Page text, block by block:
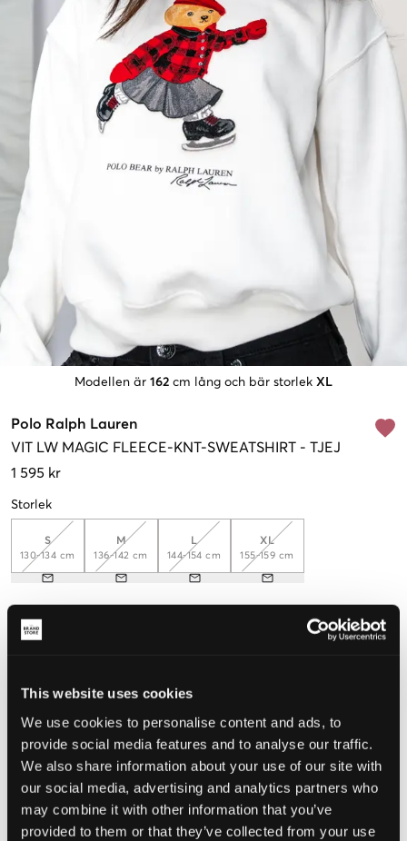
This website uses cookies
We use cookies to personalise content and ads, to
provide social media features and to analyse our traffic.
We also share information about your use of our site with
our social media, advertising and analytics partners who
may combine it with other information that you’ve
provided to them or that they’ve collected from your use
Modellen är 162 cm lång och bär storlek XL
Polo Ralph Lauren
VIT LW MAGIC FLEECE-KNT-SWEATSHIRT - TJEJ
1 595 kr
Storlek
S
130-134 cm
M
136-142 cm
L
144-154 cm
XL
155-159 cm
Upplevd storlek
STORLEKSGUIDE
VÄLJ STORLEK
på beställningar över 699 kr
Öppet köp
Leverans2-4 vardagar